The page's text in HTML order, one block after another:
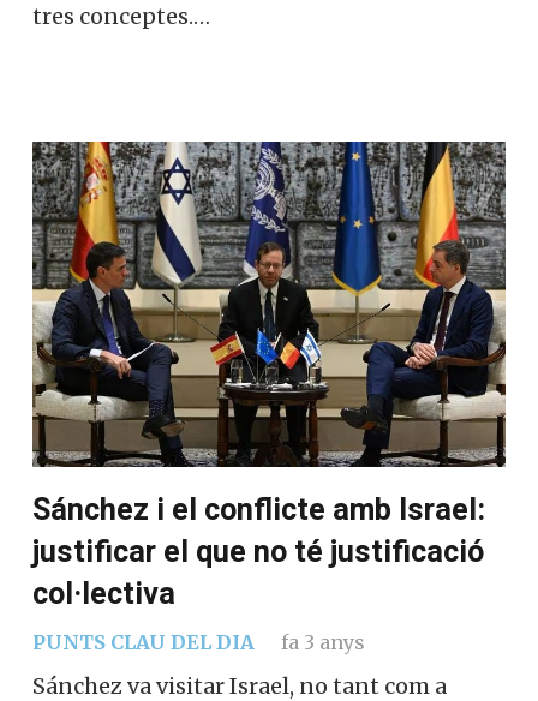
tres conceptes.…
Sánchez i el conflicte amb Israel:
justificar el que no té justificació
col·lectiva
PUNTS CLAU DEL DIA fa 3 anys
Sánchez va visitar Israel, no tant com a